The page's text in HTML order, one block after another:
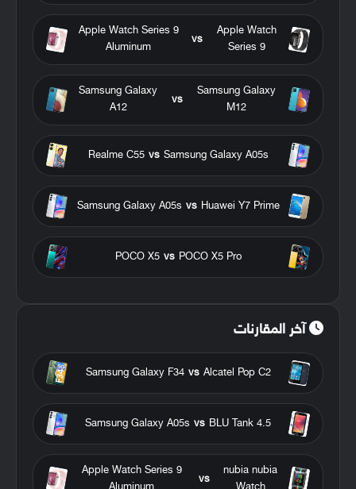
Apple Watch
Series 9
vs
Apple Watch Series 9
Aluminum
Samsung Galaxy
M12
vs
Samsung Galaxy
A12
Samsung Galaxy A05s
vs
Realme C55
Huawei Y7 Prime
vs
Samsung Galaxy A05s
POCO X5 Pro
vs
POCO X5
آخر المقارنات
Alcatel Pop C2
vs
Samsung Galaxy F34
BLU Tank 4.5
vs
Samsung Galaxy A05s
nubia nubia
vs
Apple Watch Series 9